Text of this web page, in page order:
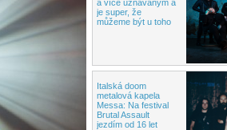
a více uznávaným a
je super, že
můžeme být u toho
Italská doom
metalová kapela
Messa: Na festival
Brutal Assault
jezdím od 16 let